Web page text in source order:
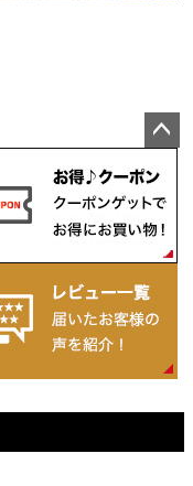
ジト
ップ
へ